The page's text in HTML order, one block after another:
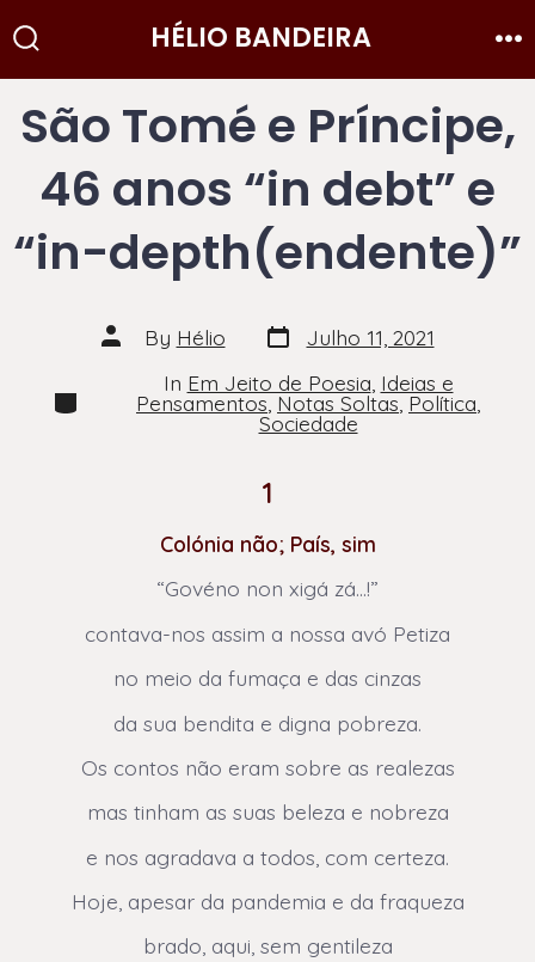
to
Toggle
HÉLIO BANDEIRA
São Tomé e Príncipe,
46 anos “in debt” e
“in-depth(endente)”
Post
author
By Hélio Post
date
Julho 11, 2021
Categories
In Em Jeito de Poesia Ideias e
Pensamentos,Notas Soltas,Política
Sociedade
1
Colónia não; País, sim
“Govéno non xigá zá…!”
contava-nos assim a nossa avó Petiza
no meio da fumaça e das cinzas
da sua bendita e digna pobreza.
Os contos não eram sobre as realezas
mas tinham as suas beleza e nobreza
e nos agradava a todos, com certeza.
Hoje, apesar da pandemia e da fraqueza
brado, aqui, sem gentileza